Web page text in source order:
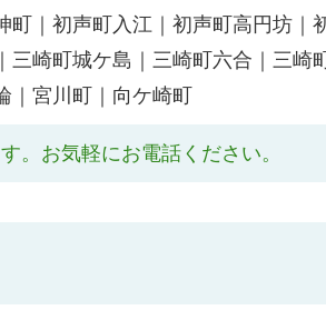
｜初声町入江｜初声町高円坊｜
崎町城ケ島｜三崎町六合｜三崎
｜宮川町｜向ケ崎町
。お気軽にお電話ください。